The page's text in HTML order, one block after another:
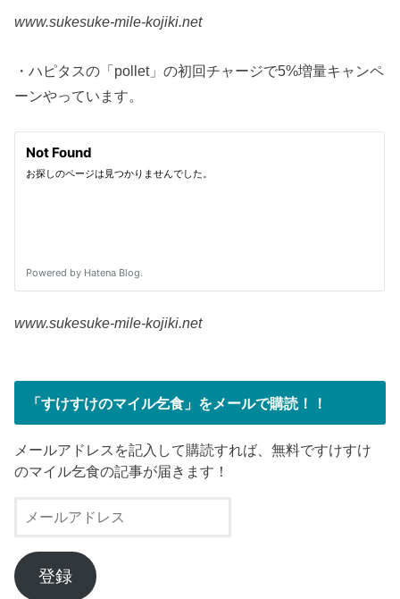
www.sukesuke-mile-kojiki.net
・ハピタスの「pollet」の初回チャージで5%増量キャンペ
ーンやっています。
www.sukesuke-mile-kojiki.net
「すけすけのマイル乞食」をメールで購読！！
メールアドレスを記入して購読すれば、無料ですけすけ
のマイル乞食の記事が届きます！
ー
ル
ア
ド
登録